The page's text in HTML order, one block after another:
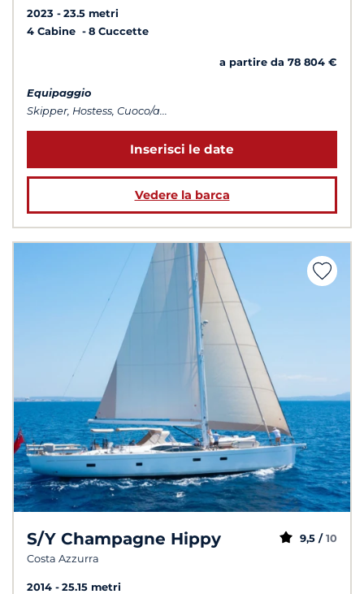
2023
23.5 metri
4 Cabine
8 Cuccette
a partire da 78 804 €
Equipaggio
Skipper, Hostess, Cuoco/a...
Inserisci le date
Vedere la barca
S/Y Champagne Hippy
Costa Azzurra
9,5 / 10
2014
25.15 metri